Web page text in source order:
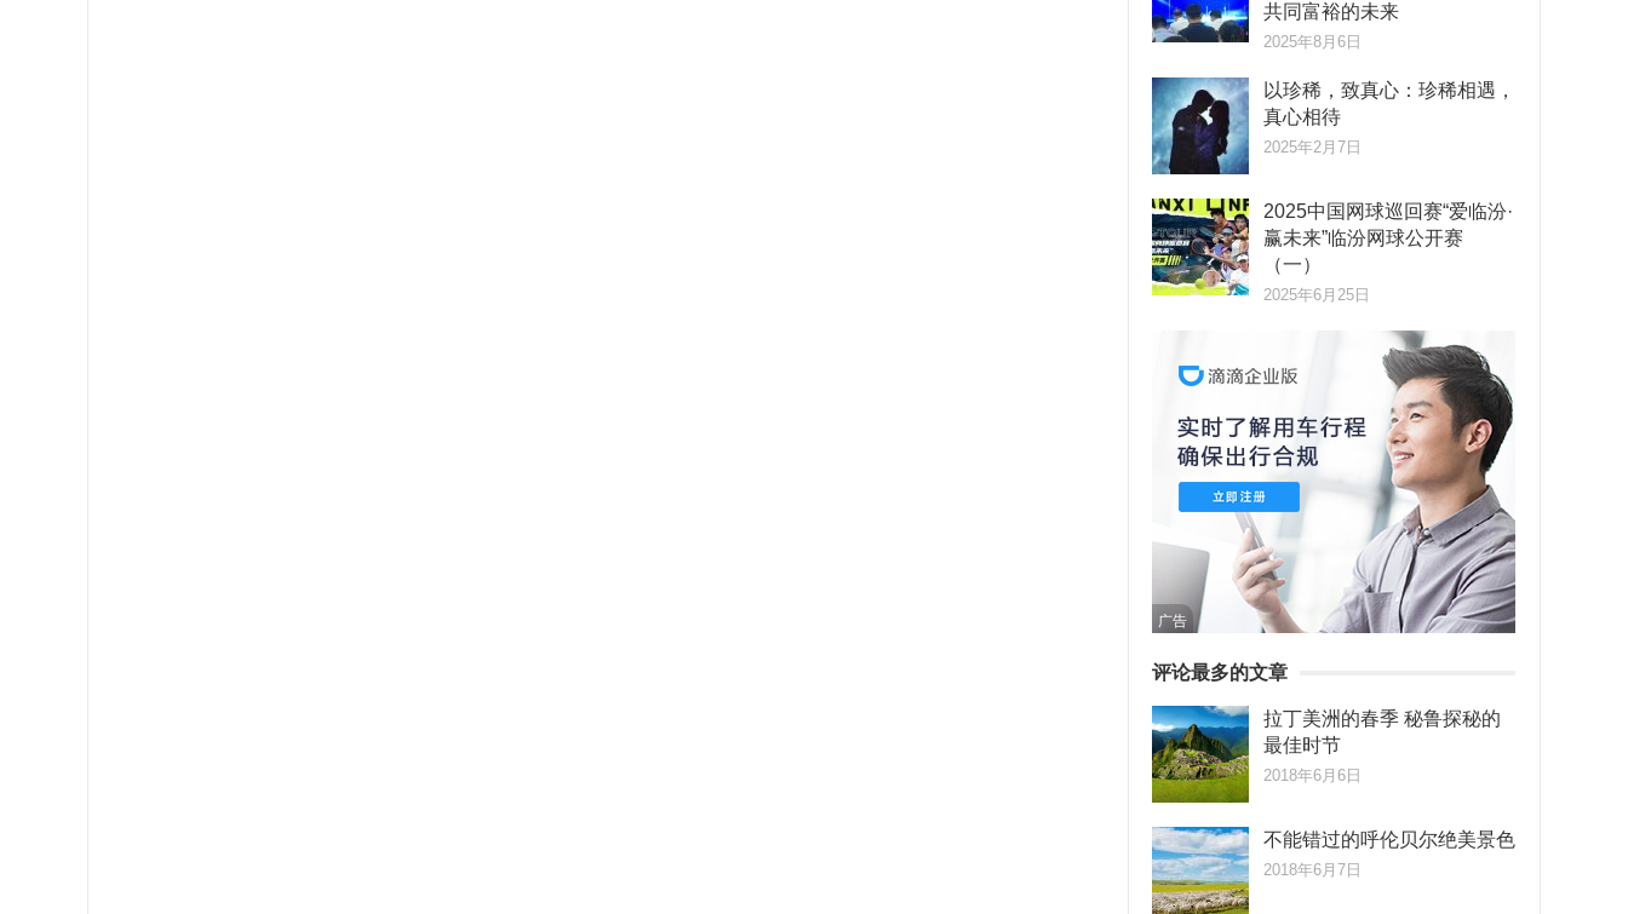
共同富裕的未来
2025年8月6日
以珍稀，致真心：珍稀相遇，
真心相待
2025年2月7日
2025中国网球巡回赛“爱临汾·
赢未来”临汾网球公开赛
（一）
2025年6月25日
广告
评论最多的文章
拉丁美洲的春季 秘鲁探秘的
最佳时节
2018年6月6日
不能错过的呼伦贝尔绝美景色
2018年6月7日